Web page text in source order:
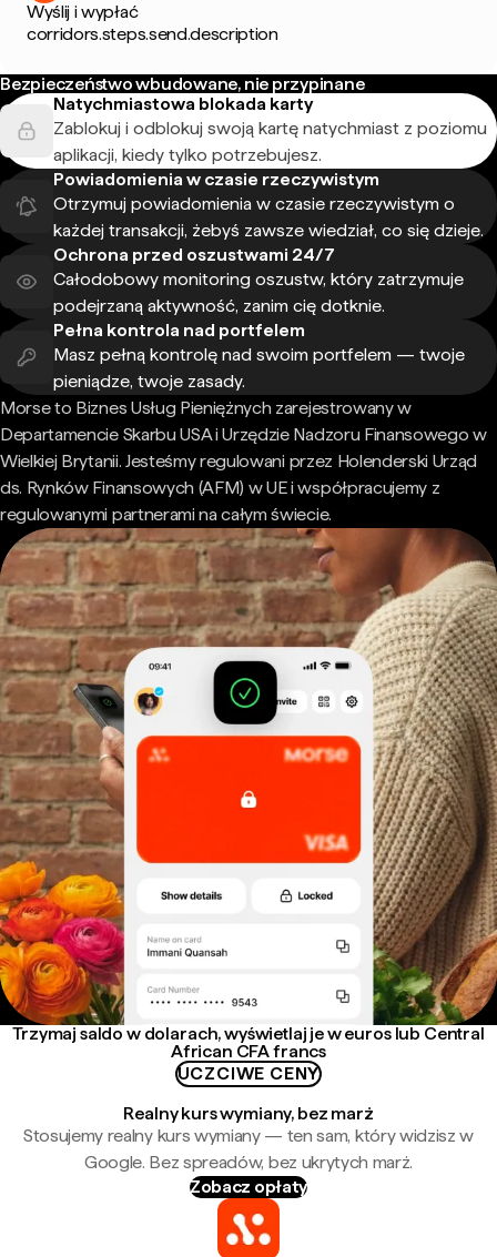
Wyślij i wypłać
corridors.steps.send.description
Bezpieczeństwo wbudowane, nie przypinane
Natychmiastowa blokada karty
Zablokuj i odblokuj swoją kartę natychmiast z poziomu
aplikacji, kiedy tylko potrzebujesz.
Powiadomienia w czasie rzeczywistym
Otrzymuj powiadomienia w czasie rzeczywistym o
każdej transakcji, żebyś zawsze wiedział, co się dzieje.
Ochrona przed oszustwami 24/7
Całodobowy monitoring oszustw, który zatrzymuje
podejrzaną aktywność, zanim cię dotknie.
Pełna kontrola nad portfelem
Masz pełną kontrolę nad swoim portfelem — twoje
pieniądze, twoje zasady.
Morse to Biznes Usług Pieniężnych zarejestrowany w
Departamencie Skarbu USA i Urzędzie Nadzoru Finansowego w
Wielkiej Brytanii. Jesteśmy regulowani przez Holenderski Urząd
ds. Rynków Finansowych (AFM) w UE i współpracujemy z
regulowanymi partnerami na całym świecie.
Trzymaj saldo w dolarach, wyświetlaj je w euros lub Central
African CFA francs
UCZCIWE CENY
Realny kurs wymiany, bez marż
Stosujemy realny kurs wymiany — ten sam, który widzisz w
Google. Bez spreadów, bez ukrytych marż.
Zobacz opłaty